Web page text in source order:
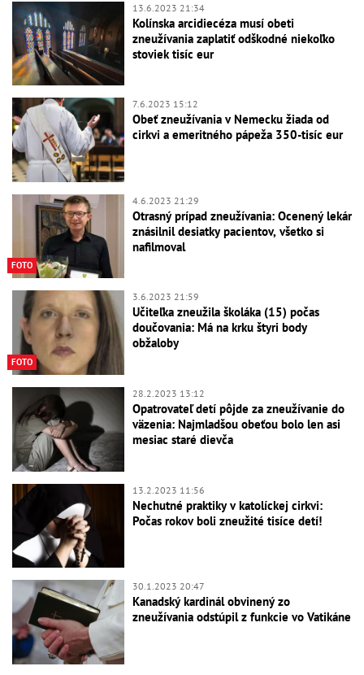
13.6.2023 21:34
Kolínska arcidiecéza musí obeti
zneužívania zaplatiť odškodné niekoľko
stoviek tisíc eur
7.6.2023 15:12
Obeť zneužívania v Nemecku žiada od
cirkvi a emeritného pápeža 350-tisíc eur
FOTO
4.6.2023 21:29
Otrasný prípad zneužívania: Ocenený lekár
znásilnil desiatky pacientov, všetko si
nafilmoval
FOTO
3.6.2023 21:59
Učiteľka zneužila školáka (15) počas
doučovania: Má na krku štyri body
obžaloby
28.2.2023 13:12
Opatrovateľ detí pôjde za zneužívanie do
väzenia: Najmladšou obeťou bolo len asi
mesiac staré dievča
13.2.2023 11:56
Nechutné praktiky v katolíckej cirkvi:
Počas rokov boli zneužité tisíce detí!
30.1.2023 20:47
Kanadský kardinál obvinený zo
zneužívania odstúpil z funkcie vo Vatikáne